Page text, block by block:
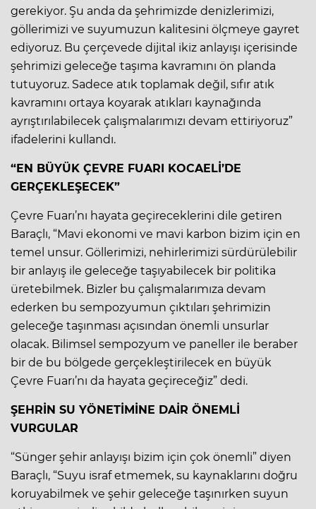
gerekiyor. Şu anda da şehrimizde denizlerimizi,
göllerimizi ve suyumuzun kalitesini ölçmeye gayret
ediyoruz. Bu çerçevede dijital ikiz anlayışı içerisinde
şehrimizi geleceğe taşıma kavramını ön planda
tutuyoruz. Sadece atık toplamak değil, sıfır atık
kavramını ortaya koyarak atıkları kaynağında
ayrıştırılabilecek çalışmalarımızı devam ettiriyoruz”
ifadelerini kullandı.
“EN BÜYÜK ÇEVRE FUARI KOCAELİ’DE
GERÇEKLEŞECEK”
Çevre Fuarı’nı hayata geçireceklerini dile getiren
Baraçlı, “Mavi ekonomi ve mavi karbon bizim için en
temel unsur. Göllerimizi, nehirlerimizi sürdürülebilir
bir anlayış ile geleceğe taşıyabilecek bir politika
üretebilmek. Bizler bu çalışmalarımıza devam
ederken bu sempozyumun çıktıları şehrimizin
geleceğe taşınması açısından önemli unsurlar
olacak. Bilimsel sempozyum ve paneller ile beraber
bir de bu bölgede gerçekleştirilecek en büyük
Çevre Fuarı’nı da hayata geçireceğiz” dedi.
ŞEHRİN SU YÖNETİMİNE DAİR ÖNEMLİ
VURGULAR
“Sünger şehir anlayışı bizim için çok önemli” diyen
Baraçlı, “Suyu israf etmemek, su kaynaklarını doğru
koruyabilmek ve şehir geleceğe taşınırken suyun